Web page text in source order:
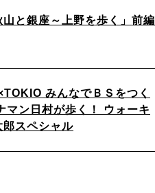
山と銀座～上野を歩く」前編
みんなでＢＳをつく
マン日村が歩く！ ウォーキ
郎スペシャル